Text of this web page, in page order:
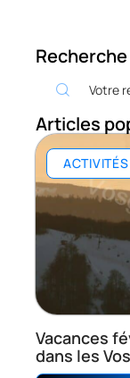
Recherche
Articles
ACTIVITÉS
Vacances
dans les